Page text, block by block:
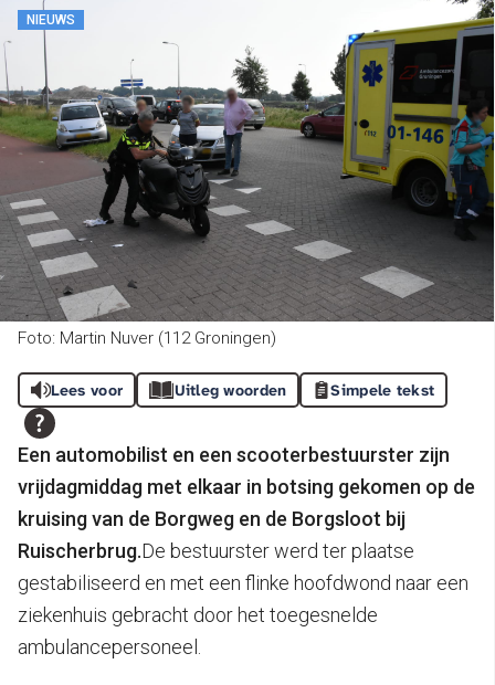
NIEUWS
Foto: Martin Nuver (112 Groningen)
Lees voor Uitleg woorden Simpele tekst
Een automobilist en een scooterbestuurster zijn
vrijdagmiddag met elkaar in botsing gekomen op de
kruising van de Borgweg en de Borgsloot bij
Ruischerbrug.De bestuurster werd ter plaatse
gestabiliseerd en met een flinke hoofdwond naar een
ziekenhuis gebracht door het toegesnelde
ambulancepersoneel.